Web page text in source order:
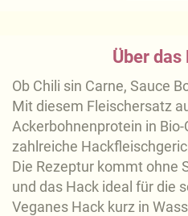
Über
Ob Chili sin Carne, Sauce
Mit diesem Fleischersatz
Ackerbohnenprotein in
zahlreiche
Die Rezeptur kommt ohne
und das Hack ideal für die
Veganes Hack kurz in